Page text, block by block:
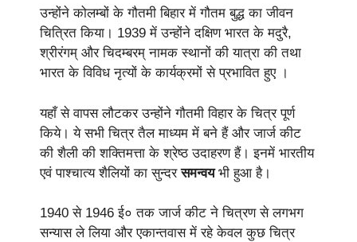
उन्होंने कोलम्बों के गौतमी बिहार में गौतम बुद्ध का जीवन
चित्रित किया। 1939 में उन्होंने दक्षिण भारत के मदुरै,
श्रीरंगम् और चिदम्बरम् नामक स्थानों की यात्रा की तथा
भारत के विविध नृत्यों के कार्यक्रमों से प्रभावित हुए ।
यहाँ से वापस लौटकर उन्होंने गौतमी विहार के चित्र पूर्ण
किये। ये सभी चित्र तैल माध्यम में बने हैं और जार्ज कीट
की शैली की शक्तिमत्ता के श्रेष्ठ उदाहरण हैं। इनमें भारतीय
एवं पाश्चात्य शैलियों का सुन्दरसमन्वयभी हुआ है।
1940 से 1946 ई० तक जार्ज कीट ने चित्रण से लगभग
सन्यास ले लिया और एकान्तवास में रहे केवल कुछ चित्र